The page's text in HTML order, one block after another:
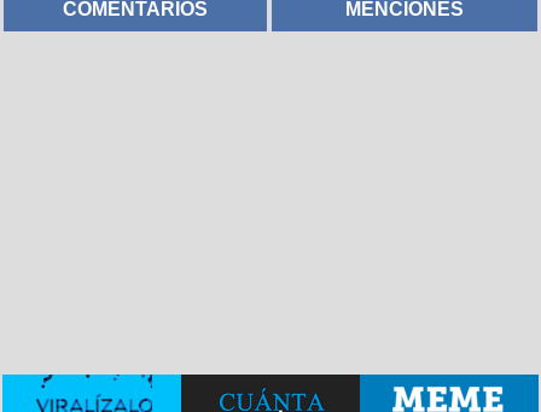
COMENTARIOS MENCIONES